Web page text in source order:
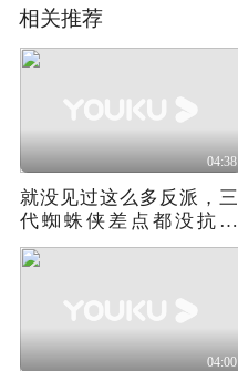
相关推荐
04:38
就没见过这么多反派，三
代蜘蛛侠差点都没抗住
（9）
04:00